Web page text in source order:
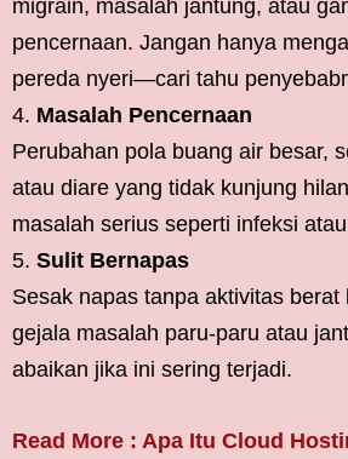
migrain, masalah jantung, atau
pencernaan. Jangan hanya
pereda nyeri—cari tahu
Masalah Pencernaan
Perubahan pola buang air besar,
atau diare yang tidak kunjung
masalah serius seperti infeksi
Sulit Bernapas
Sesak napas tanpa aktivitas berat
gejala masalah paru-paru atau
abaikan jika ini sering terjadi.
Read More : Apa Itu Cloud